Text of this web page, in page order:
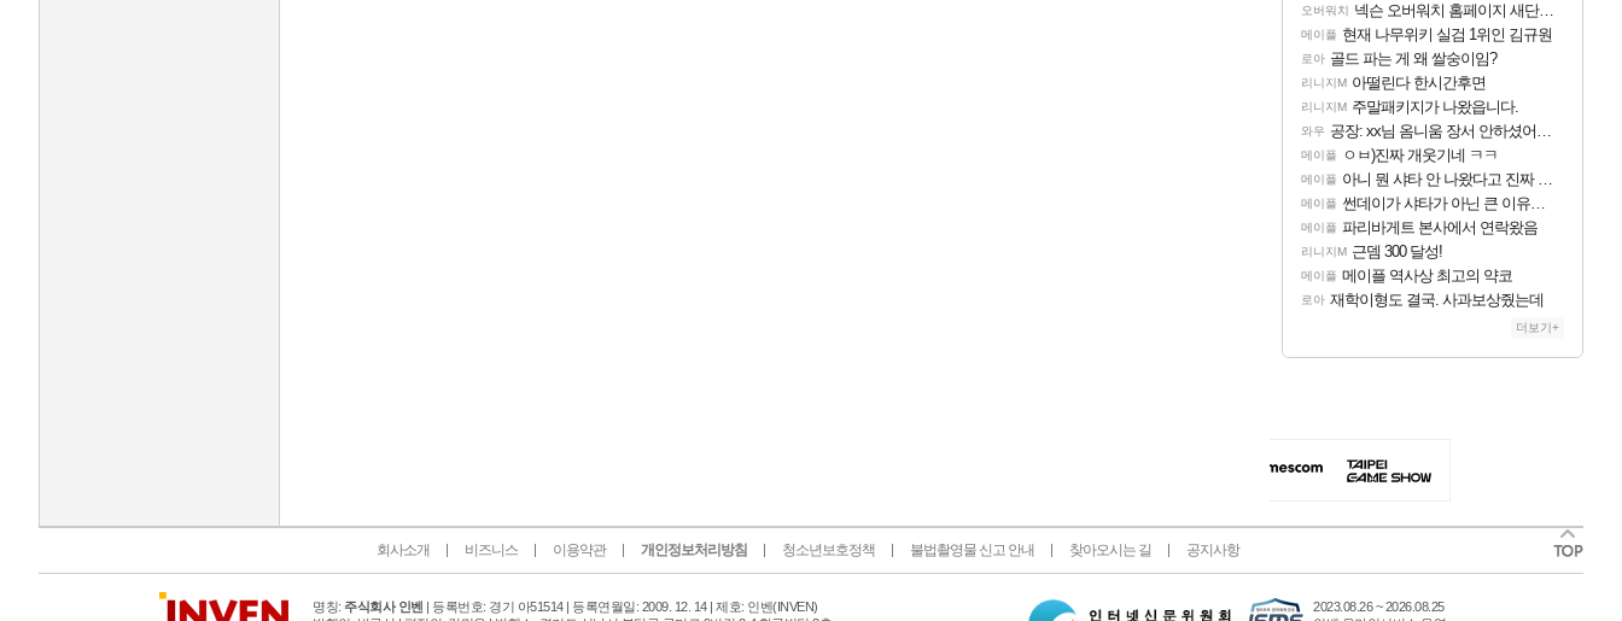
오버워치 넥슨 오버워치 홈페이지 새단장!!
메이플 현재 나무위키 실검 1위인 김규원
로아 골드 파는 게 왜 쌀숭이임?
리니지M 아떨린다 한시간후면
리니지M 주말패키지가 나왔읍니다.
와우 공장: xx님 옴니움 장서 안하셨어요?
메이플 ㅇㅂ)진짜 개웃기네 ㅋㅋ
메이플 아니 뭔 샤타 안 나왔다고 진짜 화내는 사람도 있네
메이플 썬데이가 샤타가 아닌 큰 이유는 경매장 불안정때문일듯
메이플 파리바게트 본사에서 연락왔음
리니지M 근뎀 300 달성!
메이플 메이플 역사상 최고의 약코
로아 재학이형도 결국. 사과보상줬는데
더보기+
회사소개 비즈니스 이용약관 개인정보처리방침 청소년보호정책 불법촬영물 신고 안내 찾아오시는 길 공지사항
명칭: 주식회사 인벤 | 등록번호: 경기 아51514 | 등록연월일: 2009. 12. 14 | 제호: 인벤 (INVEN)
2023.08.26 ~ 2026.08.25